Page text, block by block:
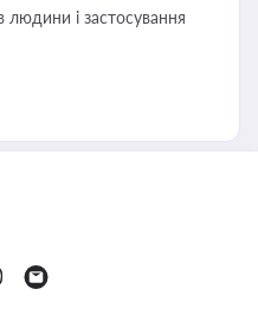
і застосування